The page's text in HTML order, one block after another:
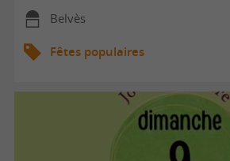
Belvès
Fêtes populaires